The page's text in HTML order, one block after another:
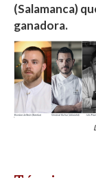
(Salamanca)
ganadora.